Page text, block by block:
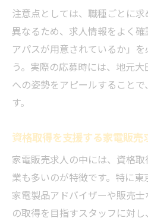
注意点としては、職種ごとに
異なるため、求人情報をよく
アパスが用意されているか」
う。実際の応募時には、地元
への姿勢をアピールすること
す。
資格取得を支援する家電販売
家電販売求人の中には、資格
業も多いのが特徴です。特に東
家電製品アドバイザーや販売
の取得を目指すスタッフに対